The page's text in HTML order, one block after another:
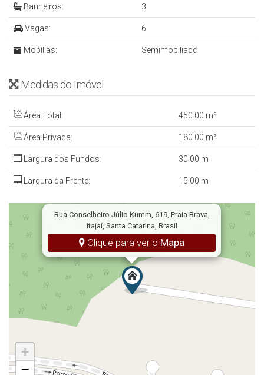
- 180 m²
Mais informações: Inbox, Whatsapp ou Email
CRECI 4813 J
denis@denisalexandreimoveis.com.br
Agende uma visita ao imóvel!
Banheiros: 3
Vagas: 6
Mobílias: Semimobiliado
Medidas do Imóvel
Área Total: 450 .00 m²
Área Privada: 180 .00 m²
Largura dos Fundos: 30 .00 m
Largura da Frente: 15 .00 m
Rua Conselheiro Júlio Kumm, 619, Praia Brava,
Itajaí, Santa Catarina, Brasil
Clique para ver o Mapa
+
−